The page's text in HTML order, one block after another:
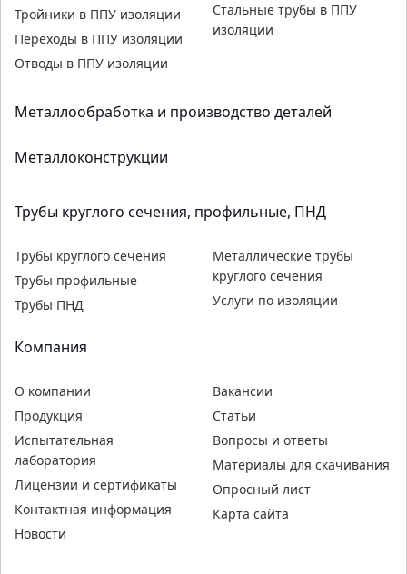
Тройники в ППУ изоляции
Переходы в ППУ изоляции
Отводы в ППУ изоляции
Стальные трубы в ППУ
изоляции
Металлообработка и производство деталей
Металлоконструкции
Трубы круглого сечения, профильные, ПНД
Трубы круглого сечения
Трубы профильные
Трубы ПНД
Металлические трубы
круглого сечения
Услуги по изоляции
Компания
О компании
Продукция
Испытательная
лаборатория
Лицензии и сертификаты
Контактная информация
Новости
Вакансии
Статьи
Вопросы и ответы
Материалы для скачивания
Опросный лист
Карта сайта